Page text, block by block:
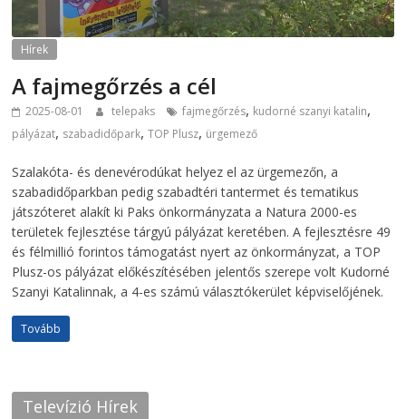
Hírek
A fajmegőrzés a cél
2025-08-01 telepaks fajmegőrzés, kudorné szanyi katalin,
pályázat, szabadidőpark,TOP Plusz, ürgemező
Szalakóta- és denevérodúkat helyez el az ürgemezőn, a
szabadidőparkban pedig szabadtéri tantermet és tematikus
játszóteret alakít ki Paks önkormányzata a Natura 2000-es
területek fejlesztése tárgyú pályázat keretében. A fejlesztésre 49
és félmillió forintos támogatást nyert az önkormányzat, a TOP
Plusz-os pályázat előkészítésében jelentős szerepe volt Kudorné
Szanyi Katalinnak, a 4-es számú választókerület képviselőjének.
Tovább
Televízió Hírek